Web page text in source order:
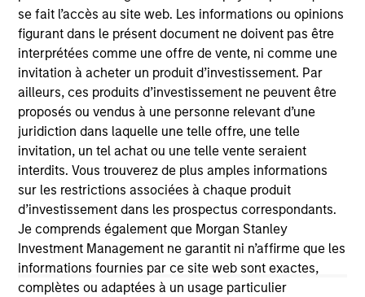
se fait l’accès au site web. Les informations ou opinions
figurant dans le présent document ne doivent pas être
interprétées comme une offre de vente, ni comme une
invitation à acheter un produit d’investissement. Par
ailleurs, ces produits d’investissement ne peuvent être
proposés ou vendus à une personne relevant d’une
juridiction dans laquelle une telle offre, une telle
invitation, un tel achat ou une telle vente seraient
interdits. Vous trouverez de plus amples informations
sur les restrictions associées à chaque produit
d’investissement dans les prospectus correspondants.
Je comprends également que Morgan Stanley
Investment Management ne garantit ni n’affirme que les
informations fournies par ce site web sont exactes,
complètes ou adaptées à un usage particulier
As of July 25, 2025. The above is provided for informational
and educational purposes only. There is no guarantee that
the investment mentioned resulted in positive performance
(for realized holdings), or will perform well in the future (for
current holdings). The trademarks and service marks above
are the property of their respective owners. The information
on this website has not been authorized, sponsored, or
otherwise approved by such owners. By clicking on any
links shown here, you agree that you are navigating to a
third party site. We are providing these hyperlinks to you
only as a convenience and the inclusion of any hyperlink is
not and does not imply any endorsement, approval,
investigation, verification or monitoring by us of any
information contained in any hyperlinked site. In no event
shall we be responsible for the information contained on